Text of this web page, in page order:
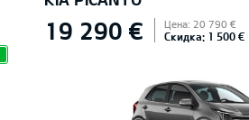
19 290 € Цена: 20 790 €
Скидка: 1 500 €